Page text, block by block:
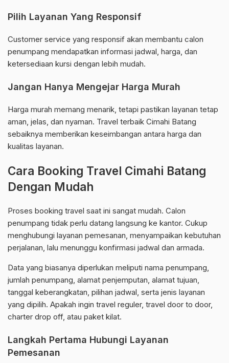
Pilih Layanan Yang Responsif
Customer service yang responsif akan membantu calon
penumpang mendapatkan informasi jadwal, harga, dan
ketersediaan kursi dengan lebih mudah.
Jangan Hanya Mengejar Harga Murah
Harga murah memang menarik, tetapi pastikan layanan tetap
aman, jelas, dan nyaman. Travel terbaik Cimahi Batang
sebaiknya memberikan keseimbangan antara harga dan
kualitas layanan.
Cara Booking Travel Cimahi Batang
Dengan Mudah
Proses booking travel saat ini sangat mudah. Calon
penumpang tidak perlu datang langsung ke kantor. Cukup
menghubungi layanan pemesanan, menyampaikan kebutuhan
perjalanan, lalu menunggu konfirmasi jadwal dan armada.
Data yang biasanya diperlukan meliputi nama penumpang,
jumlah penumpang, alamat penjemputan, alamat tujuan,
tanggal keberangkatan, pilihan jadwal, serta jenis layanan
yang dipilih. Apakah ingin travel reguler, travel door to door,
charter drop off, atau paket kilat.
Langkah Pertama Hubungi Layanan
Pemesanan